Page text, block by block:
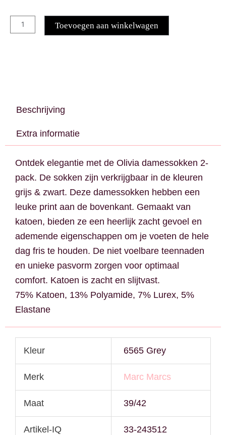
Toevoegen aan winkelwagen
Beschrijving
Extra informatie
Ontdek elegantie met de Olivia damessokken 2-
pack. De sokken zijn verkrijgbaar in de kleuren
grijs & zwart. Deze damessokken hebben een
leuke print aan de bovenkant. Gemaakt van
katoen, bieden ze een heerlijk zacht gevoel en
ademende eigenschappen om je voeten de hele
dag fris te houden. De niet voelbare teennaden
en unieke pasvorm zorgen voor optimaal
comfort. Katoen is zacht en slijtvast.
75% Katoen, 13% Polyamide, 7% Lurex, 5%
Elastane
Kleur 6565 Grey
Merk Marc Marcs
Maat 39/42
Artikel-IQ 33-243512